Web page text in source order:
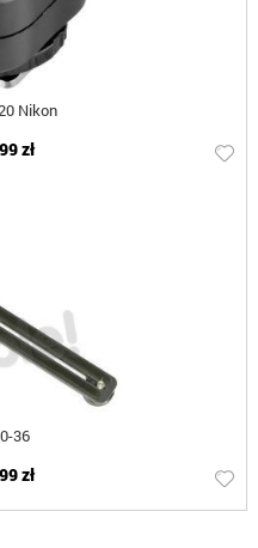
Nikon
zł
36
zł